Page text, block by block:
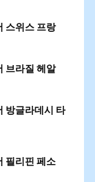
위스 프랑
라질 헤알
글라데시 타
리핀 페소